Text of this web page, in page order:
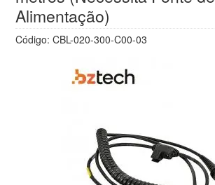
Alimentação)
Código: CBL-020-300-C00-03